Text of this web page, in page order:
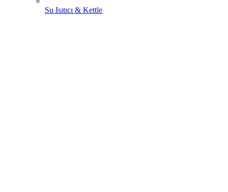
Su Isıtıcı & Kettle